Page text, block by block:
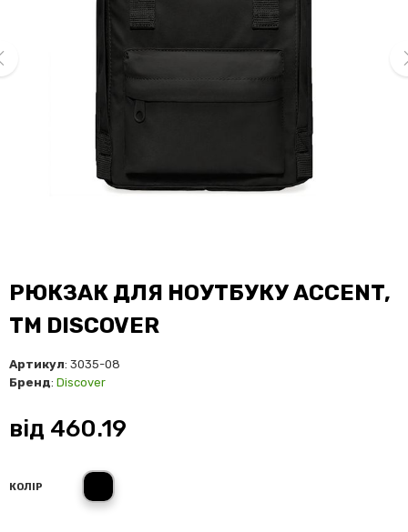
РЮКЗАК ДЛЯ НОУТБУКУ ACCENT,
TM DISCOVER
Артикул: 3035-08
Бренд: Discover
від 460.19
КОЛІР
чорний